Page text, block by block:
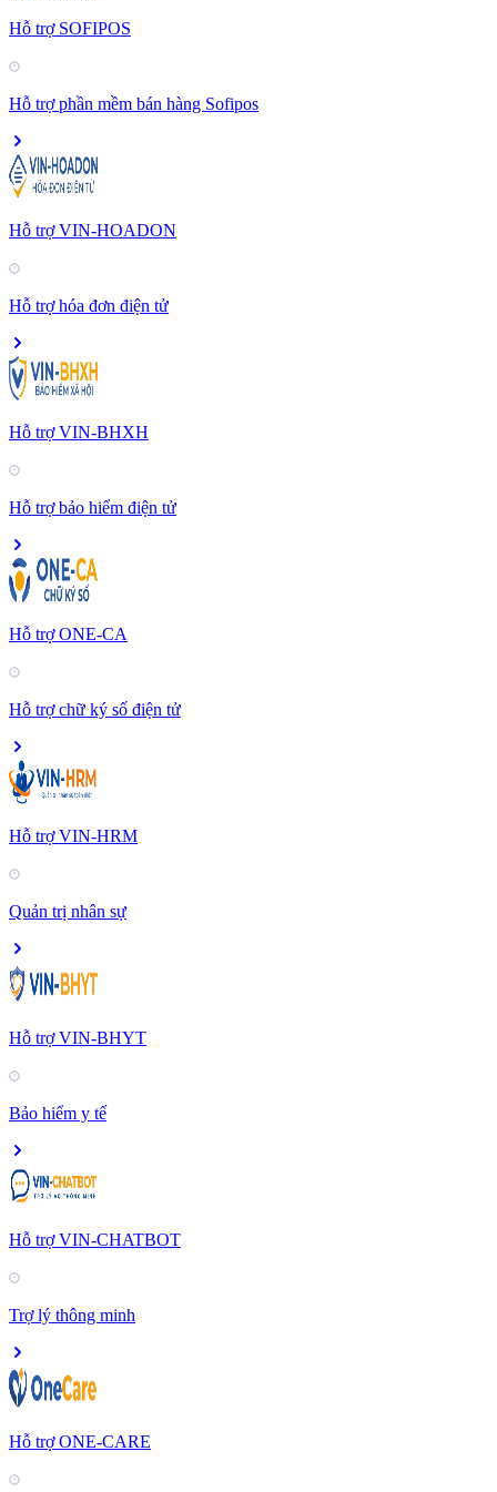
Hỗ trợ SOFIPOS
Hỗ trợ phần mềm bán hàng Sofipos
Hỗ trợ VIN-HOADON
Hỗ trợ hóa đơn điện tử
Hỗ trợ VIN-BHXH
Hỗ trợ bảo hiểm điện tử
Hỗ trợ ONE-CA
Hỗ trợ chữ ký số điện tử
Hỗ trợ VIN-HRM
Quản trị nhân sự
Hỗ trợ VIN-BHYT
Bảo hiểm y tế
Hỗ trợ VIN-CHATBOT
Trợ lý thông minh
Hỗ trợ ONE-CARE